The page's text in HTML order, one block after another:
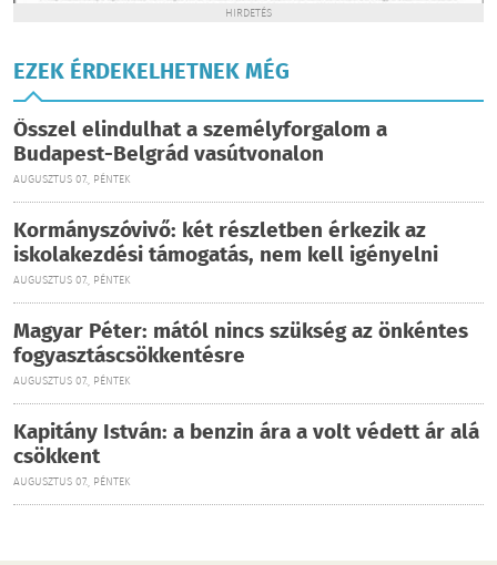
HIRDETÉS
EZEK ÉRDEKELHETNEK MÉG
Ősszel elindulhat a személyforgalom a
Budapest-Belgrád vasútvonalon
AUGUSZTUS 07., PÉNTEK
Kormányszóvivő: két részletben érkezik az
iskolakezdési támogatás, nem kell igényelni
AUGUSZTUS 07., PÉNTEK
Magyar Péter: mától nincs szükség az önkéntes
fogyasztáscsökkentésre
AUGUSZTUS 07., PÉNTEK
Kapitány István: a benzin ára a volt védett ár alá
csökkent
AUGUSZTUS 07., PÉNTEK